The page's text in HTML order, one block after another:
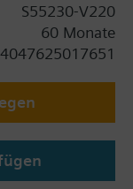
S55230-V220
60 Monate
4047625017651